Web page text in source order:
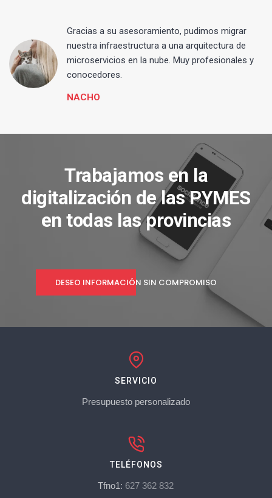
Gracias a su asesoramiento, pudimos migrar
nuestra infraestructura a una arquitectura de
microservicios en la nube. Muy profesionales y
conocedores.
NACHO
Trabajamos en la
digitalización de las PYMES
en todas las provincias
DESEO INFORMACIÓN SIN COMPROMISO
SERVICIO
Presupuesto personalizado
TELÉFONOS
Tfno1: 627 362 832